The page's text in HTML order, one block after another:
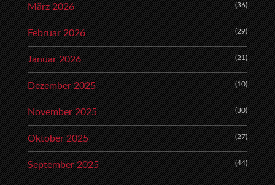
März 2026 (36)
Februar 2026 (29)
Januar 2026 (21)
Dezember 2025 (10)
November 2025 (30)
Oktober 2025 (27)
September 2025 (44)